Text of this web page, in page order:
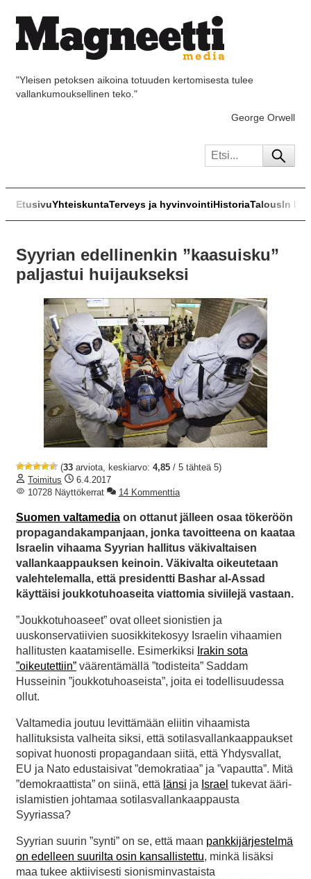
"Yleisen petoksen aikoina totuuden kertomisesta tulee
vallankumouksellinen teko."
George Orwell
EtusivuYhteiskuntaTerveys ja hyvinvointiHistoriaTalousIn
Syyrian edellinenkin ”kaasuisku”
paljastui huijaukseksi
(33 arviota, keskiarvo: 4,85 / 5 tähteä 5)
Toimitus
6.4.2017
10728 Näyttökerrat
14 Kommenttia
Suomen valtamedia on ottanut jälleen osaa tökeröön
propagandakampanjaan, jonka tavoitteena on kaataa
Israelin vihaama Syyrian hallitus väkivaltaisen
vallankaappauksen keinoin. Väkivalta oikeutetaan
valehtelemalla, että presidentti Bashar al-Assad
käyttäisi joukkotuhoaseita viattomia siviilejä vastaan.
”Joukkotuhoaseet” ovat olleet sionistien ja
uuskonservatiivien suosikkitekosyy Israelin vihaamien
hallitusten kaatamiselle. Esimerkiksi Irakin sota
”oikeutettiin” väärentämällä ”todisteita” Saddam
Husseinin ”joukkotuhoaseista”, joita ei todellisuudessa
ollut.
Valtamedia joutuu levittämään eliitin vihaamista
hallituksista valheita siksi, että sotilasvallankaappaukset
sopivat huonosti propagandaan siitä, että Yhdysvallat,
EU ja Nato edustaisivat ”demokratiaa” ja ”vapautta”. Mitä
”demokraattista” on siinä, että länsi ja Israel tukevat ääri-
islamistien johtamaa sotilasvallankaappausta
Syyriassa?
Syyrian suurin ”synti” on se, että maan pankkijärjestelmä
on edelleen suurilta osin kansallistettu, minkä lisäksi
maa tukee aktiivisesti sionisminvastaista